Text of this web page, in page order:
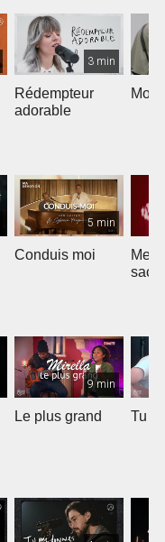
3 min
Rédempteur
adorable
Mon
5 min
Conduis moi
9 min
Le plus grand Tu